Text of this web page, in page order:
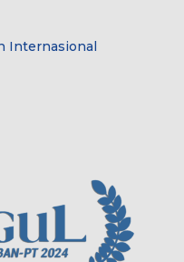
Internasional